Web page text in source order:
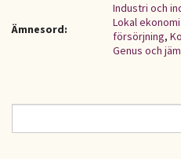
Ämnesord:
Industri och
Lokal
försörjning,
Genus och
SÖKFORMULÄR